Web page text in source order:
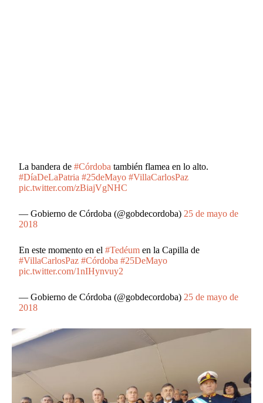
La bandera de#Córdoba también flamea en lo alto.
#DíaDeLaPatria #25deMayo #VillaCarlosPaz
pic.twitter.com/zBiajVgNHC
— Gobierno de Córdoba (@gobdecordoba) 25 de mayo de
2018
En este momento en el#Tedéum en la Capilla de
#VillaCarlosPaz #Córdoba #25DeMayo
pic.twitter.com/1nIHynvuy2
— Gobierno de Córdoba (@gobdecordoba) 25 de mayo de
2018